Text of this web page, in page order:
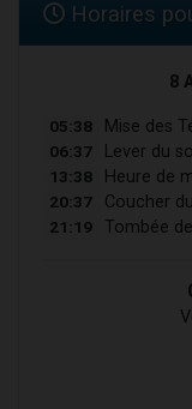
Horaires
8
05:38 Mise des
06:37 Lever du
13:38 Heure de
20:37 Coucher
21:19 Tombée